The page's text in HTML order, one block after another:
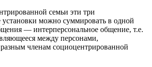
семьи эти три
можно суммировать в одной
— интерперсональное общение, т.е.
между персонами,
членам социоцентрированной